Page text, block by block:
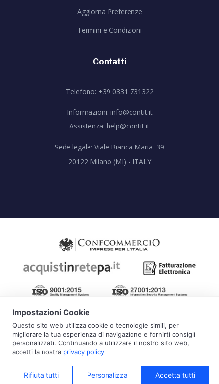
Aggiorna Preferenze
Termini e Condizioni
Contatti
Telefono: +39 0331 731322
Informazioni: info@contit.it
Assistenza: help@contit.it
Sede legale: Viale Bianca Maria, 39
20122 Milano (MI) - ITALY
Contit è un Brand diOverbi S.r.l.
09351560967
Pagamenti Sicuri: